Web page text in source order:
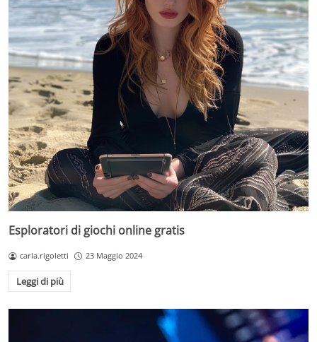
Esploratori di giochi online gratis
carla.rigoletti 23 Maggio 2024
Leggi di più